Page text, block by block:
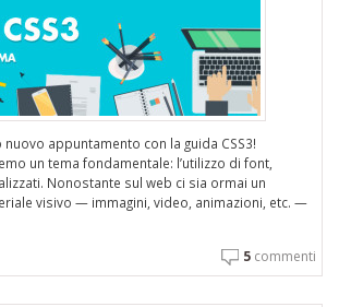
appuntamento con la guida CSS3!
un tema fondamentale: l’utilizzo di font,
Nonostante sul web ci sia ormai un
visivo — immagini, video, animazioni, etc. —
5 commenti